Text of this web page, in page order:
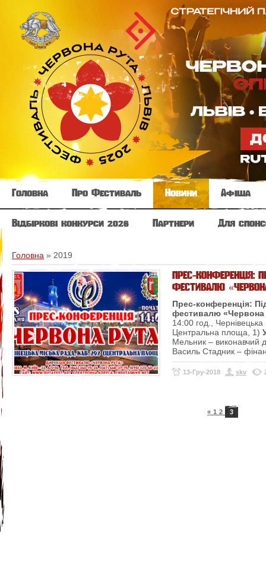
Головна Про Фестиваль Новини Афіша
Відбіркові конкурси 2026 Партнери Для
Головна » 2019
ПРЕС-КОНФЕРЕНЦІЯ:
ФЕСТИВАЛЮ
Прес-конференція:
фестивалю «Червона
14:00 год.,
Центральна площа, 1)
Мельник – виконавчий
Василь Стадник –
13-Гру-2018 skv
« 1 2 3